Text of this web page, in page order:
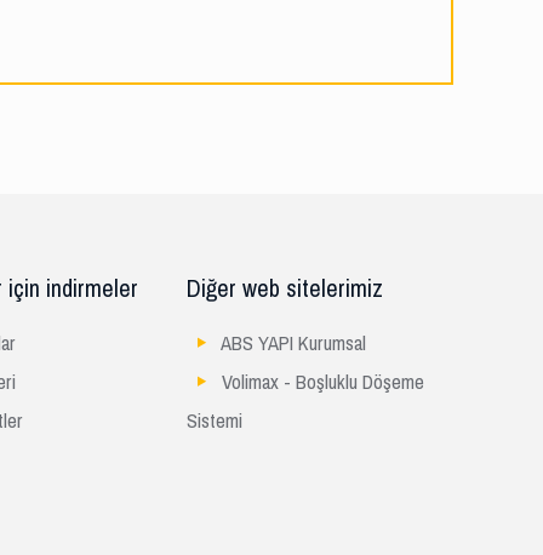
için indirmeler Diğer web sitelerimiz
ABS YAPI Kurumsal
Volimax - Boşluklu Döşeme
Sistemi